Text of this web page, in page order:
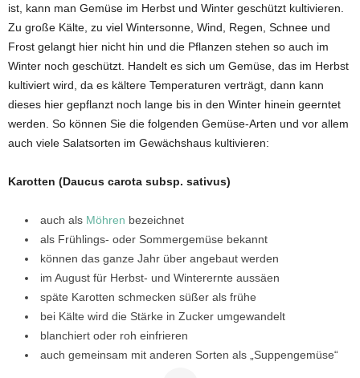
ist, kann man Gemüse im Herbst und Winter geschützt kultivieren.
Zu große Kälte, zu viel Wintersonne, Wind, Regen, Schnee und
Frost gelangt hier nicht hin und die Pflanzen stehen so auch im
Winter noch geschützt. Handelt es sich um Gemüse, das im Herbst
kultiviert wird, da es kältere Temperaturen verträgt, dann kann
dieses hier gepflanzt noch lange bis in den Winter hinein geerntet
werden. So können Sie die folgenden Gemüse-Arten und vor allem
auch viele Salatsorten im Gewächshaus kultivieren:
Karotten (Daucus carota subsp. sativus)
auch als Möhren bezeichnet
als Frühlings- oder Sommergemüse bekannt
können das ganze Jahr über angebaut werden
im August für Herbst- und Winterernte aussäen
späte Karotten schmecken süßer als frühe
bei Kälte wird die Stärke in Zucker umgewandelt
blanchiert oder roh einfrieren
auch gemeinsam mit anderen Sorten als „Suppengemüse“